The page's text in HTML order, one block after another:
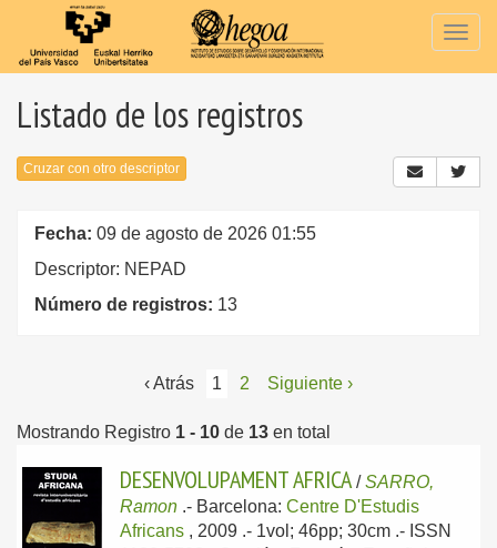
Listado de los registros
Cruzar con otro descriptor
Fecha: 09 de agosto de 2026 01:55
Descriptor: NEPAD
Número de registros: 13
‹ Atrás 1 2 Siguiente ›
Mostrando Registro 1 - 10 de 13 en total
DESENVOLUPAMENT AFRICA /SARRO,
Ramon .- Barcelona: Centre D'Estudis
Africans , 2009 .- 1vol; 46pp; 30cm .- ISSN